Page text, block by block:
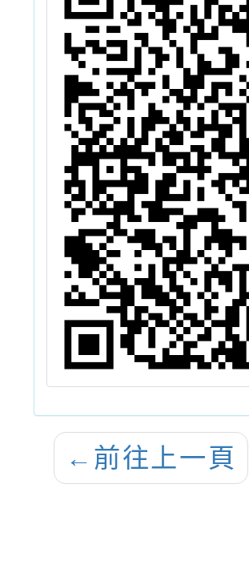
師參考運用。
← 前往上一頁